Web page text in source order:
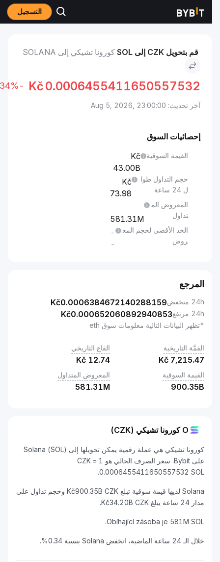
التسجيل
الأسواق سعر Solana SOL
قم بتحويل CZK إلى SOL كورونا تشيكي إلى SOLANA
Kč0.0006455411650557532
-0.34%
آخر تحديث: Aug 5, 2026, 23:00:00
إحصائيات السوق
القيمة السوقية
43.00B
حجم التداول طوا
73.98
المعروض الم
تداول
581.31M
الحد الأقصى لحجم المع
روض
-
المرجع
24h منخفض Kč0.0006384672140288159
24h مرتفع Kč0.000652060892940853
*تظهر البيانات التالية معلومات سوق eth
القمَّة التاريخية
Kč 7,215.47
القاع التاريخي
Kč 12.74
القيمة السوقية
900.35B
المعروض المتداول
581.31M
O كورونا تشيكي (CZK)
كورونا تشيكي هي عملة رقمية يمكن تحويلها إلى Solana (SOL)
على Bybit. سعر الصرف الحالي هو 1 CZK =
0.0006455411650557532 SOL.
Solana لديها قيمة سوقية تبلغ Kč900.35B CZK وحجم تداول على
مدار 24 ساعة يبلغ Kč34.20B CZK.
Obíhající zásoba je 581M SOL.
خلال الـ 24 ساعة الماضية، انخفض Solana بنسبة 0.34%.